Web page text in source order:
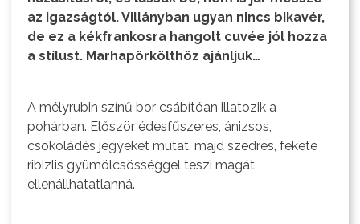
az igazságtól. Villányban ugyan nincs bikavér,
de ez a kékfrankosra hangolt cuvée jól hozza
a stílust. Marhapörkölthöz ajánljuk…
A mélyrubin színű bor csábítóan illatozik a
pohárban. Először édesfűszeres, ánizsos,
csokoládés jegyeket mutat, majd szedres, fekete
ribizlis gyümölcsösséggel teszi magát
ellenállhatatlanná.